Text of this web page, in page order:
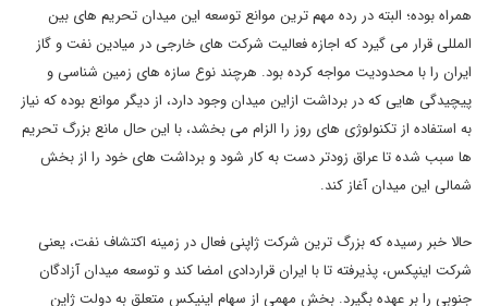
همراه بوده؛ البته در رده مهم ترین موانع توسعه این میدان تحریم های بین
المللی قرار می گیرد که اجازه فعالیت شرکت های خارجی در میادین نفت و گاز
ایران را با محدودیت مواجه کرده بود. هرچند نوع سازه های زمین شناسی و
پیچیدگی هایی که در برداشت ازاین میدان وجود دارد، از دیگر موانع بوده که نیاز
به استفاده از تکنولوژی های روز را الزام می بخشد، با این حال مانع بزرگ تحریم
ها سبب شده تا عراق زودتر دست به کار شود و برداشت های خود را از بخش
شمالی این میدان آغاز کند.
حالا خبر رسیده که بزرگ ترین شرکت ژاپنی فعال در زمینه اکتشاف نفت، یعنی
شرکت اینپکس، پذیرفته تا با ایران قراردادی امضا کند و توسعه میدان آزادگان
جنوبی را بر عهده بگیرد. بخش مهمی از سهام اینپکس متعلق به دولت ژاپن